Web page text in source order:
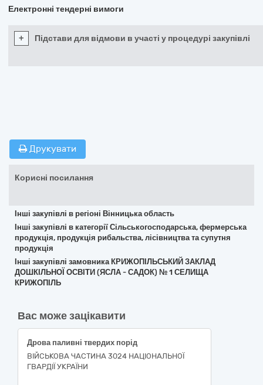
Електронні тендерні вимоги
+ Підстави для відмови в участі у процедурі закупівлі
Друкувати
Корисні посилання
Інші закупівлі в регіоні Вінницька область
Інші закупівлі в категорії Сільськогосподарська, фермерська
продукція, продукція рибальства, лісівництва та супутня
продукція
Інші закупівлі замовника КРИЖОПІЛЬСЬКИЙ ЗАКЛАД
ДОШКІЛЬНОЇ ОСВІТИ (ЯСЛА - САДОК) № 1 СЕЛИЩА
КРИЖОПІЛЬ
Вас може зацікавити
Дрова паливні твердих порід
ВІЙСЬКОВА ЧАСТИНА 3024 НАЦІОНАЛЬНОЇ
ГВАРДІЇ УКРАЇНИ